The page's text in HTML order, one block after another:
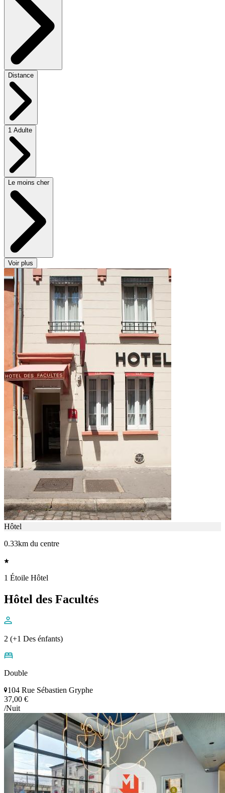
Distance
1 Adulte
Le moins cher
Voir plus
Hôtel
0.33km du centre
1 Étoile Hôtel
Hôtel des Facultés
2 (+1 Des énfants)
Double
104 Rue Sébastien Gryphe
37,00 €
/Nuit